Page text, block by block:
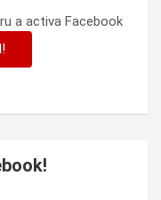
a activa Facebook